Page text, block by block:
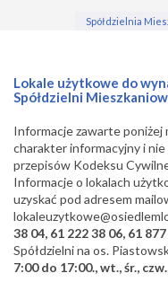
Spółdzielnia
Lokale użytkowe do
Spółdzielni
Informacje zawarte poniżej
charakter informacyjny i
przepisów Kodeksu
Informacje o lokalach
uzyskać pod adresem
38 04, 61 222 38 06, 61
Spółdzielni na os.
7:00 do 17:00., wt., śr.,